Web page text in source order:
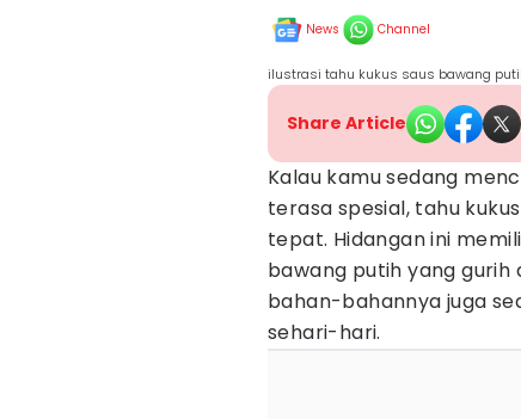
News Channel
ilustrasi tahu kukus saus bawang
Share Article
Kalau kamu sedang
terasa spesial, tahu
tepat. Hidangan ini
bawang putih yang gurih
bahan-bahannya juga
sehari-hari.